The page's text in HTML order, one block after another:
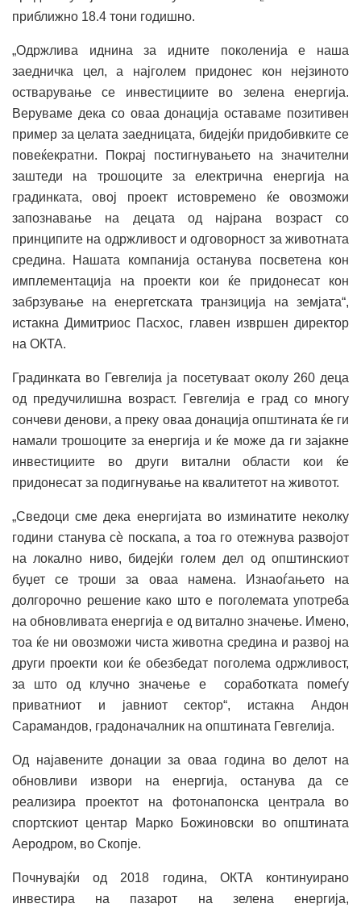
приближно 18.4 тони годишно.
„Одржлива иднина за идните поколенија е наша
заедничка цел, а најголем придонес кон нејзиното
остварување се инвестициите во зелена енергија.
Веруваме дека со оваа донација оставаме позитивен
пример за целата заедницата, бидејќи придобивките се
повеќекратни. Покрај постигнувањето на значителни
заштеди на трошоците за електрична енергија на
градинката, овој проект истовремено ќе овозможи
запознавање на децата од најрана возраст со
принципите на одржливост и одговорност за животната
средина. Нашата компанија останува посветена кон
имплементација на проекти кои ќе придонесат кон
забрзување на енергетската транзиција на земјата“,
истакна Димитриос Пасхос, главен извршен директор
на ОКТА.
Градинката во Гевгелија ја посетуваат околу 260 деца
од предучилишна возраст. Гевгелија е град со многу
сончеви денови, а преку оваа донација општината ќе ги
намали трошоците за енергија и ќе може да ги зајакне
инвестициите во други витални области кои ќе
придонесат за подигнување на квалитетот на животот.
„Сведоци сме дека енергијата во изминатите неколку
години станува сѐ поскапа, а тоа го отежнува развојот
на локално ниво, бидејќи голем дел од општинскиот
буџет се троши за оваа намена. Изнаоѓањето на
долгорочно решение како што е поголемата употреба
на обновливата енергија е од витално значење. Имено,
тоа ќе ни овозможи чиста животна средина и развој на
други проекти кои ќе обезбедат поголема одржливост,
за што од клучно значење е соработката помеѓу
приватниот и јавниот сектор“, истакна Андон
Сарамандов, градоначалник на општината Гевгелија.
Од најавените донации за оваа година во делот на
обновливи извори на енергија, останува да се
реализира проектот на фотонапонска централа во
спортскиот центар Марко Божиновски во општината
Аеродром, во Скопје.
Почнувајќи од 2018 година, ОКТА континуирано
инвестира на пазарот на зелена енергија,